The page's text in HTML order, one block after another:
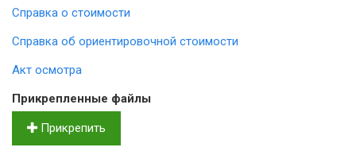
Справка о стоимости
Справка об ориентировочной стоимости
Акт осмотра
Прик­реп­лен­ные фай­лы
Прикрепить